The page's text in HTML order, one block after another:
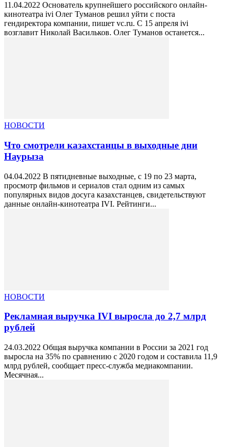
11.04.2022 Основатель крупнейшего российского онлайн-
кинотеатра ivi Олег Туманов решил уйти с поста
гендиректора компании, пишет vc.ru. С 15 апреля ivi
возглавит Николай Васильков. Олег Туманов останется...
НОВОСТИ
Что смотрели казахстанцы в выходные дни
Наурыза
04.04.2022 В пятидневные выходные, с 19 по 23 марта,
просмотр фильмов и сериалов стал одним из самых
популярных видов досуга казахстанцев, свидетельствуют
данные онлайн-кинотеатра IVI. Рейтинги...
НОВОСТИ
Рекламная выручка IVI выросла до 2,7 млрд
рублей
24.03.2022 Общая выручка компании в России за 2021 год
выросла на 35% по сравнению с 2020 годом и составила 11,9
млрд рублей, сообщает пресс-служба медиакомпании.
Месячная...